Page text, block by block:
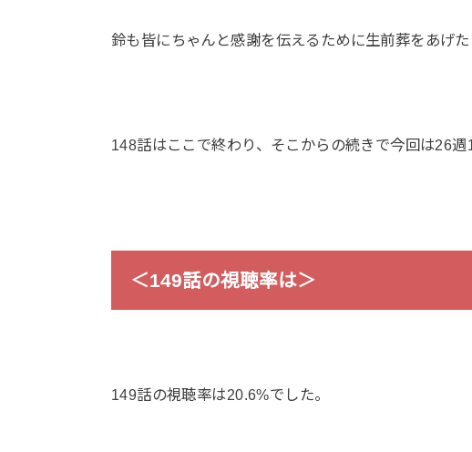
鈴も皆にちゃんと感謝を伝えるために生前葬をあげた
148話はここで終わり、そこからの続きで今回は26週
＜149話の視聴率は＞
149話の視聴率は20.6%でした。